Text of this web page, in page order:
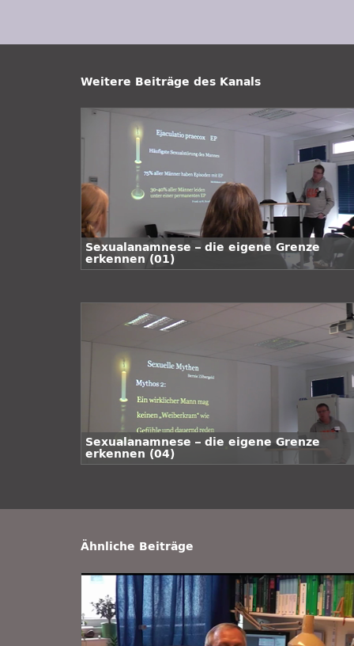
Weitere Beiträge des Kanals
Sexualanamnese – die eigene Grenze
erkennen (01)
Sexualanamnese – die eigene Grenze
erkennen (04)
Ähnliche Beiträge